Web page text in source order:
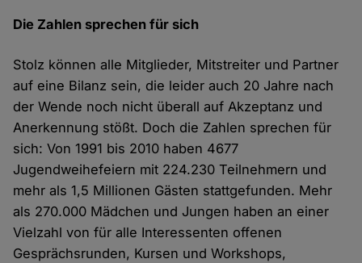
Die Zahlen sprechen für sich
Stolz können alle Mitglieder, Mitstreiter und Partner
auf eine Bilanz sein, die leider auch 20 Jahre nach
der Wende noch nicht überall auf Akzeptanz und
Anerkennung stößt. Doch die Zahlen sprechen für
sich: Von 1991 bis 2010 haben 4677
Jugendweihefeiern mit 224.230 Teilnehmern und
mehr als 1,5 Millionen Gästen stattgefunden. Mehr
als 270.000 Mädchen und Jungen haben an einer
Vielzahl von für alle Interessenten offenen
Gesprächsrunden, Kursen und Workshops,